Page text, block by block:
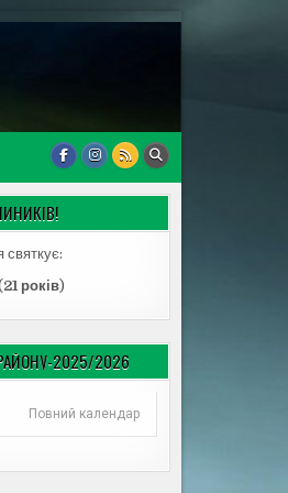
святкує:
21 років)
2025/2026
Повний календар